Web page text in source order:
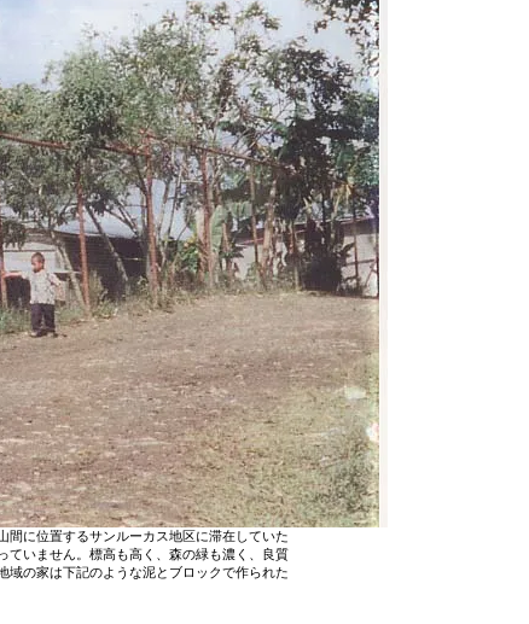
間に位置するサンルーカス地区に滞在していた
ていません。標高も高く、森の緑も濃く、良質
の家は下記のような泥とブロックで作られた